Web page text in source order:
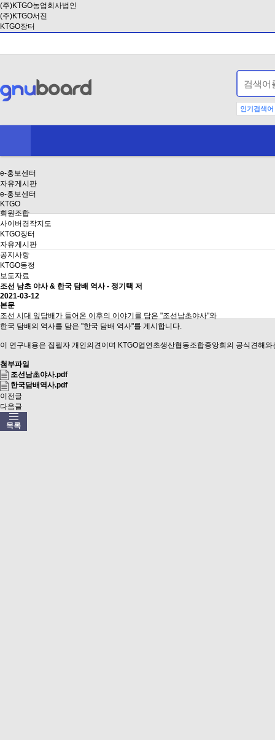
(주)KTGO농업회사법인
(주)KTGO서진
KTGO장터
인기검색어
e-홍보센터
자유게시판
e-홍보센터
KTGO
회원조합
사이버경작지도
KTGO장터
자유게시판
공지사항
KTGO동정
보도자료
조선 남초 야사 & 한국 담배 역사 - 정기택 저
2021-03-12
본문
조선 시대 잎담배가 들어온 이후의 이야기를 담은 "조선남초야사"와
한국 담배의 역사를 담은 "한국 담배 역사"를 게시합니다.
이 연구내용은 집필자 개인의견이며 KTGO엽연초생산협동조합중앙회의 공식견해와
첨부파일
조선남초야사.pdf
한국담배역사.pdf
이전글
다음글
목록